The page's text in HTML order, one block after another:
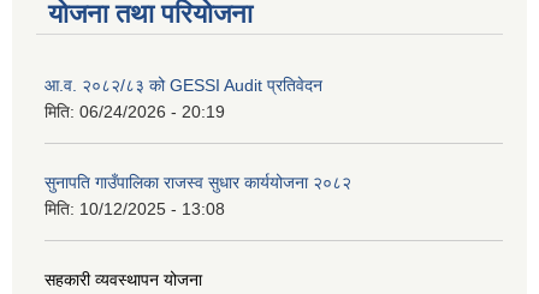
योजना तथा परियोजना
आ.व. २०८२/८३ को GESSI Audit प्रतिवेदन
मिति: 06/24/2026 - 20:19
सुनापति गाउँपालिका राजस्व सुधार कार्ययोजना २०८२
मिति: 10/12/2025 - 13:08
सहकारी व्यवस्थापन योजना